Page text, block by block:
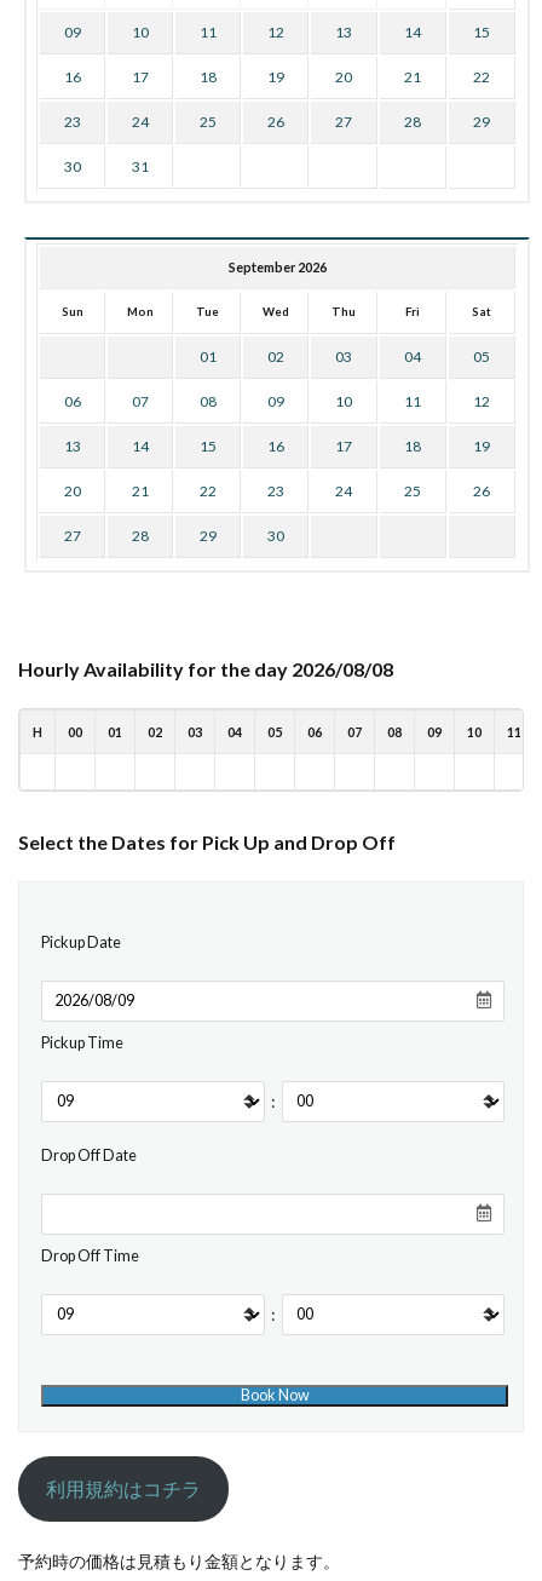
09 10 11 12 13 14 15
16 17 18 19 20 21 22
23 24 25 26 27 28 29
30 31
September 2026
Sun Mon Tue Wed Thu Fri Sat
01 02 03 04 05
06 07 08 09 10 11 12
13 14 15 16 17 18 19
20 21 22 23 24 25 26
27 28 29 30
Hourly Availability for the day 2026/08/08
H 00 01 02 03 04 05 06 07 08 09 10 11
Select the Dates for Pick Up and Drop Off
Pickup Date
Pickup Time
:
Drop Off Date
Drop Off Time
:
利用規約はコチラ
予約時の価格は見積もり金額となります。